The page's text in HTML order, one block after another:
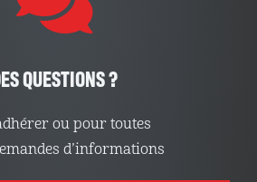
DES QUESTIONS ?
ou pour toutes
d’informations